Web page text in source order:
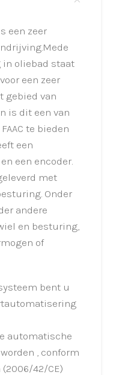
een zeer
in oliebad staat
een zeer
gebied van
is dit een van
te bieden
een
een encoder.
met
Onder
andere
en besturing,
of
bent u
automatische
, conform
42/CE)